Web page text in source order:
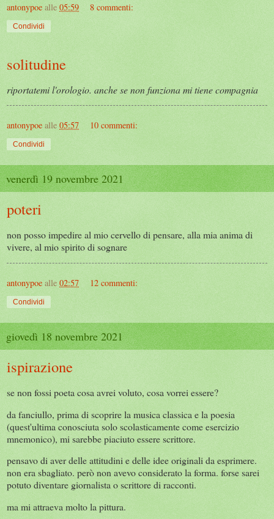
antonypoe alle 05:59 8 commenti:
Condividi
solitudine
riportatemi l'orologio. anche se non funziona mi tiene compagnia
antonypoe alle 05:57 10 commenti:
Condividi
venerdì 19 novembre 2021
poteri
non posso impedire al mio cervello di pensare, alla mia anima di
vivere, al mio spirito di sognare
antonypoe alle 02:57 12 commenti:
Condividi
giovedì 18 novembre 2021
ispirazione
se non fossi poeta cosa avrei voluto, cosa vorrei essere?
da fanciullo, prima di scoprire la musica classica e la poesia
(quest'ultima conosciuta solo scolasticamente come esercizio
mnemonico), mi sarebbe piaciuto essere scrittore.
pensavo di aver delle attitudini e delle idee originali da esprimere.
non era sbagliato. però non avevo considerato la forma. forse sarei
potuto diventare giornalista o scrittore di racconti.
ma mi attraeva molto la pittura.